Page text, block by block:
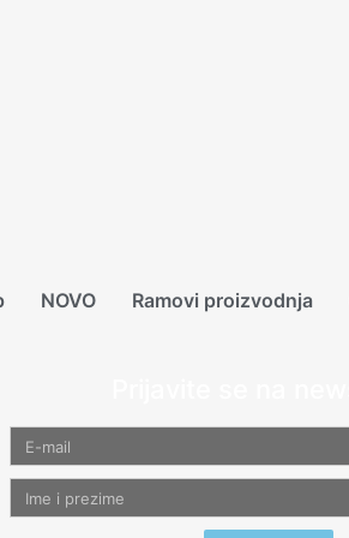
NOVO Ramovi proizvodnja